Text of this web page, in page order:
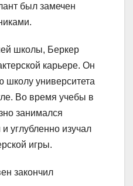
был замечен
школы, Беркер
карьере. Он
школу университета
Во время учебы в
занимался
углубленно изучал
игры.
закончил